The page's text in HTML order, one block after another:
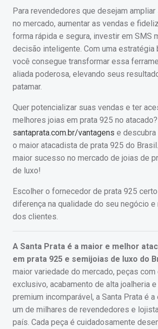
Para revendedores que desejam
no mercado, aumentar as vendas e
forma rápida e segura, investir em SMS
decisão inteligente. Com uma estratégia
você consegue transformar essa
aliada poderosa, elevando seus
patamar.
Quer potencializar suas vendas e ter
melhores joias em prata 925 no
santaprata.com.br/vantagens e
o maior atacadista de prata 925 do
maior sucesso no mercado de joias de
de luxo!
Escolher o fornecedor de prata 925
diferença na qualidade do seu negócio e
dos clientes.
A Santa Prata é a maior e melhor
em prata 925 e semijoias de luxo do
maior variedade do mercado, peças com
exclusivo, acabamento de alta joalheria
premium incomparável, a Santa Prata é
um de milhares de revendedores e
país. Cada peça é cuidadosamente